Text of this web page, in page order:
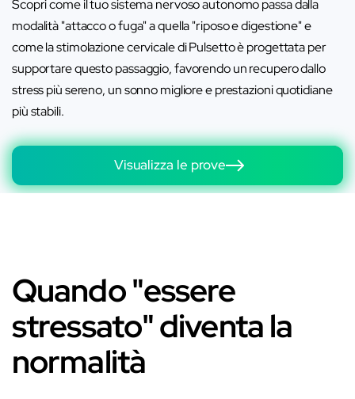
Scopri come il tuo sistema nervoso autonomo passa dalla
modalità "attacco o fuga" a quella "riposo e digestione" e
come la stimolazione cervicale di Pulsetto è progettata per
supportare questo passaggio, favorendo un recupero dallo
stress più sereno, un sonno migliore e prestazioni quotidiane
più stabili.
Visualizza le prove
Quando "essere
stressato" diventa la
normalità